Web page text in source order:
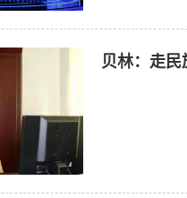
贝林：走